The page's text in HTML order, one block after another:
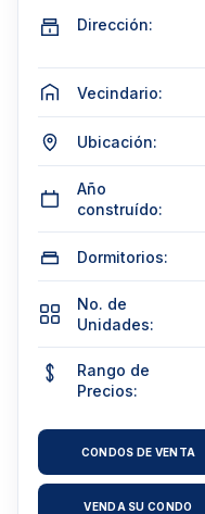
Dirección:
Vecindario:
Ubicación:
Año
construído:
Dormitorios:
No. de
Unidades:
Rango de
Precios:
CONDOS DE VENTA
VENDA SU CONDO